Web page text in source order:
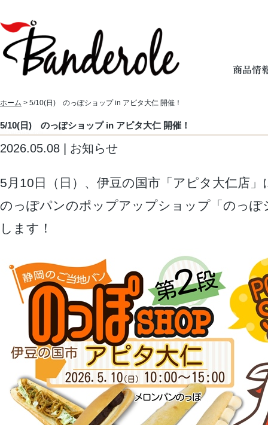
ホーム > 5/10(日) のっぽショップ in アピタ大仁 開催！
5/10(日) のっぽショップ in アピタ大仁 開催！
2026.05.08 | お知らせ
5月10日（日）、伊豆の国市「アピタ大仁店
のっぽパンのポップアップショップ「のっぽ
します！